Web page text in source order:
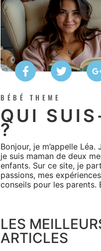
BÉBÉ THEME
QUI
?
Bonjour, je m’appelle Léa.
je suis maman de deux
enfants. Sur ce site, je
passions, mes
conseils pour les parents.
LES
ARTICLES